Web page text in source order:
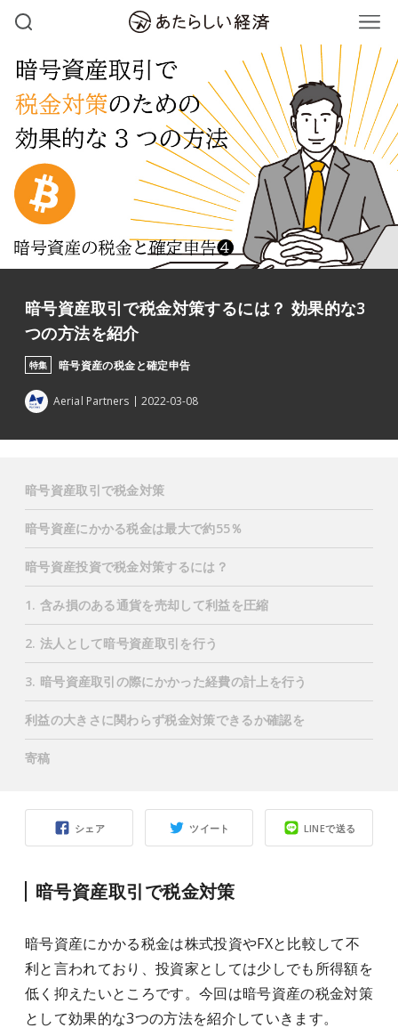
暗号資産取引で税金対策するには？ 効果的な3
つの方法を紹介
特集 暗号資産の税金と確定申告
Aerial Partners 2022-03-08
シェア ツイート LINEで送る
暗号資産取引で税金対策
暗号資産にかかる税金は株式投資やFXと比較して不
利と言われており、投資家としては少しでも所得額を
低く抑えたいところです。今回は暗号資産の税金対策
として効果的な3つの方法を紹介していきます。
暗号資産取引で税金対策
暗号資産にかかる税金は最大で約55％
暗号資産投資で税金対策するには？
1. 含み損のある通貨を売却して利益を圧縮
2. 法人として暗号資産取引を行う
3. 暗号資産取引の際にかかった経費の計上を行う
利益の大きさに関わらず税金対策できるか確認を
寄稿